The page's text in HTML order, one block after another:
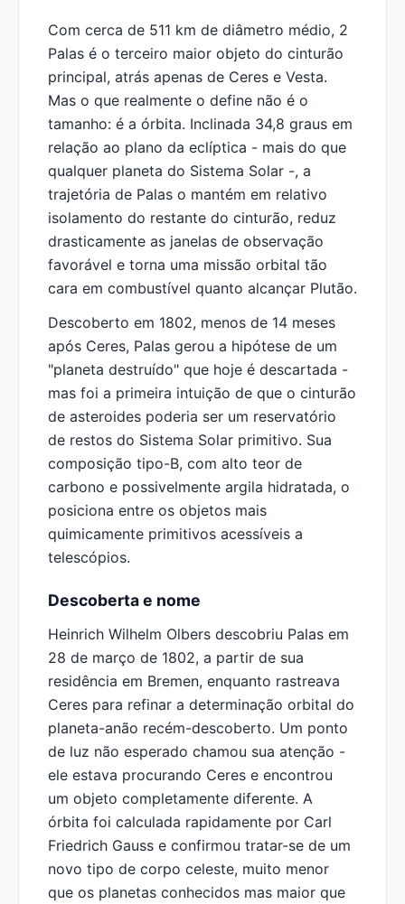
Com cerca de 511 km de diâmetro médio, 2
Palas é o terceiro maior objeto do cinturão
principal, atrás apenas de Ceres e Vesta.
Mas o que realmente o define não é o
tamanho: é a órbita. Inclinada 34,8 graus em
relação ao plano da eclíptica - mais do que
qualquer planeta do Sistema Solar -, a
trajetória de Palas o mantém em relativo
isolamento do restante do cinturão, reduz
drasticamente as janelas de observação
favorável e torna uma missão orbital tão
cara em combustível quanto alcançar Plutão.
Descoberto em 1802, menos de 14 meses
após Ceres, Palas gerou a hipótese de um
"planeta destruído" que hoje é descartada -
mas foi a primeira intuição de que o cinturão
de asteroides poderia ser um reservatório
de restos do Sistema Solar primitivo. Sua
composição tipo-B, com alto teor de
carbono e possivelmente argila hidratada, o
posiciona entre os objetos mais
quimicamente primitivos acessíveis a
telescópios.
Descoberta e nome
Heinrich Wilhelm Olbers descobriu Palas em
28 de março de 1802, a partir de sua
residência em Bremen, enquanto rastreava
Ceres para refinar a determinação orbital do
planeta-anão recém-descoberto. Um ponto
de luz não esperado chamou sua atenção -
ele estava procurando Ceres e encontrou
um objeto completamente diferente. A
órbita foi calculada rapidamente por Carl
Friedrich Gauss e confirmou tratar-se de um
novo tipo de corpo celeste, muito menor
que os planetas conhecidos mas maior que